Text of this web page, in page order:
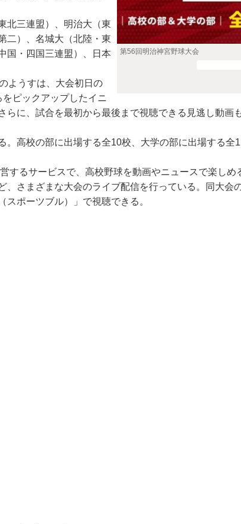
第56回明治神宮野球大会
北三連盟）、明治大（東
二）、名城大（北陸・東
国・四国三連盟）、日本
ようすは、大会初日の
ピックアップしたイニ
に、試合を最初から最後まで視聴できる見逃し動画
高校の部に出場する全10校、大学の部に出場する全
るサービスで、高校野球を動画やニュースで楽しめ
さまざまな大会のライブ配信を行っている。同大会
ポーツブル）」で視聴できる。